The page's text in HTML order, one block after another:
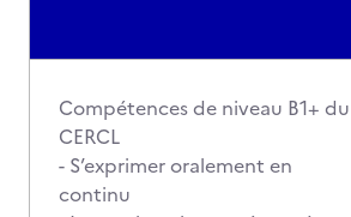
Compétences de niveau B1+ du
CERCL
- S’exprimer oralement en
continu